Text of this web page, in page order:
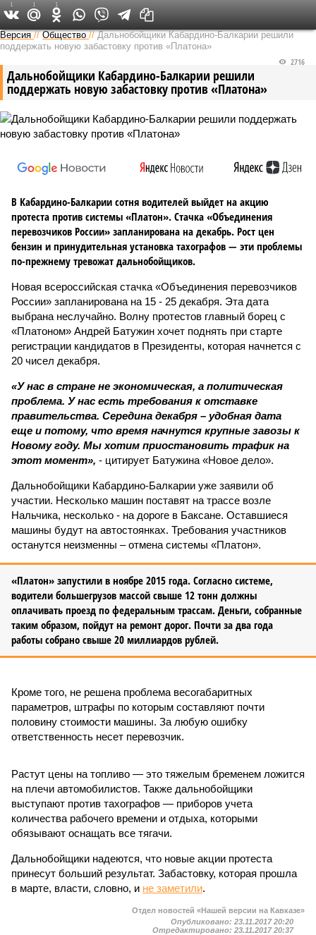
Версия на Кавказе
Версия //Общество //Дальнобойщики Кабардино-Балкарии решили
поддержать новую забастовку против «Платона»
Дальнобойщики Кабардино-Балкарии решили
поддержать новую забастовку против «Платона»
2716
В Кабардино-Балкарии сотня водителей выйдет на акцию
протеста против системы «Платон». Стачка «Объединения
перевозчиков России» запланирована на декабрь. Рост цен
бензин и принудительная установка тахографов — эти проблемы
по-прежнему тревожат дальнобойщиков.
Новая всероссийская стачка «Объединения перевозчиков
России» запланирована на 15 - 25 декабря. Эта дата
выбрана неслучайно. Волну протестов главный борец с
«Платоном» Андрей Батужин хочет поднять при старте
регистрации кандидатов в Президенты, которая начнется с
20 чисел декабря.
«У нас в стране не экономическая, а политическая
проблема. У нас есть требования к отставке
правительства. Середина декабря – удобная дата
еще и потому, что время начнутся крупные завозы к
Новому году. Мы хотим приостановить трафик на
этот момент», - цитирует Батужина «Новое дело».
Дальнобойщики Кабардино-Балкарии уже заявили об
участии. Несколько машин поставят на трассе возле
Нальчика, несколько - на дороге в Баксане. Оставшиеся
машины будут на автостоянках. Требования участников
останутся неизменны – отмена системы «Платон».
«Платон» запустили в ноябре 2015 года. Согласно системе,
водители большегрузов массой свыше 12 тонн должны
оплачивать проезд по федеральным трассам. Деньги, собранные
таким образом, пойдут на ремонт дорог. Почти за два года
работы собрано свыше 20 миллиардов рублей.
Кроме того, не решена проблема весогабаритных
параметров, штрафы по которым составляют почти
половину стоимости машины. За любую ошибку
ответственность несет перевозчик.
Растут цены на топливо — это тяжелым бременем ложится
на плечи автомобилистов. Также дальнобойщики
выступают против тахографов — приборов учета
количества рабочего времени и отдыха, которыми
обязывают оснащать все тягачи.
Дальнобойщики надеются, что новые акции протеста
принесут больший результат. Забастовку, которая прошла
в марте, власти, словно, и не заметили.
1 1 1
Отдел новостей «Нашей версии на Кавказе»
Опубликовано: 23.11.2017 20:20
Отредактировано: 23.11.2017 20:37